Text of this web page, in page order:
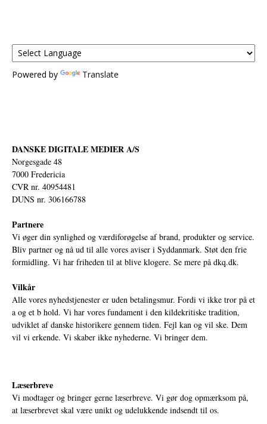
Powered by Translate
DANSKE DIGITALE MEDIER A/S
Norgesgade 48
7000 Fredericia
CVR nr. 40954481
DUNS nr. 306166788
Partnere
Vi øger din synlighed og værdiforøgelse af brand, produkter og service.
Bliv partner og nå ud til alle vores aviser i Syddanmark. Støt den frie
formidling. Vi har friheden til at blive klogere. Se mere på dkq.dk.
Vilkår
Alle vores nyhedstjenester er uden betalingsmur. Fordi vi ikke tror på et
a og et b hold. Vi har vores fundament i den kildekritiske tradition,
udviklet af danske historikere gennem tiden. Fejl kan og vil ske. Dem
vil vi erkende. Vi skaber ikke nyhederne. Vi bringer dem.
Læserbreve
Vi modtager og bringer gerne læserbreve. Vi gør dog opmærksom på,
at læserbrevet skal være unikt og udelukkende indsendt til os.